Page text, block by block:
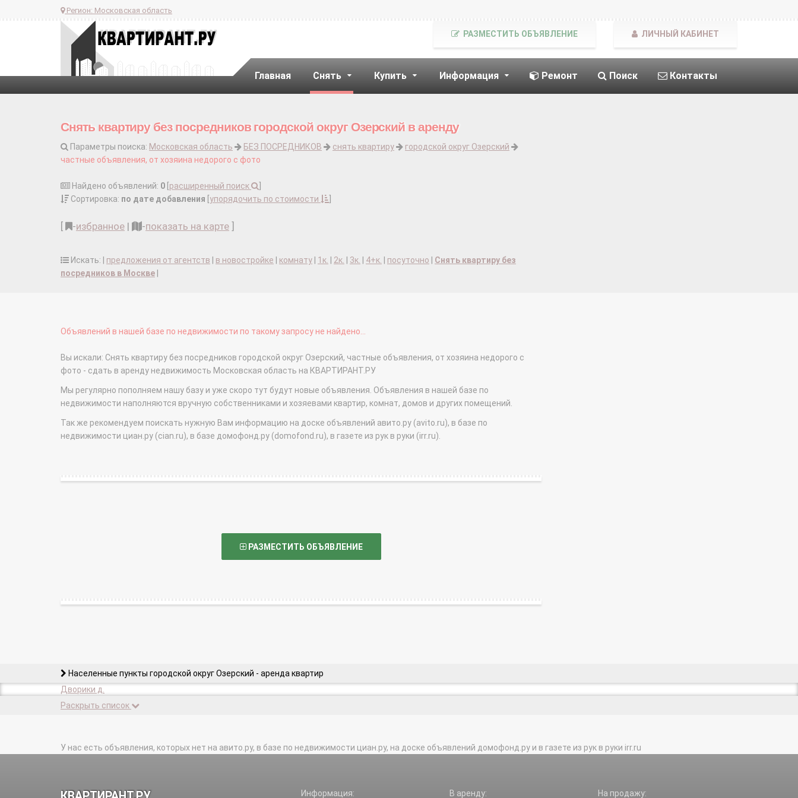
Регион: Московская область
Главная Снять Купить Информация Ремонт Поиск Контакты
РАЗМЕСТИТЬ ОБЪЯВЛЕНИЕ ЛИЧНЫЙ КАБИНЕТ
Снять квартиру без посредников городской округ Озерский в аренду
Параметры поиска: Московская область БЕЗ ПОСРЕДНИКОВ снять квартиру
городской округ Озерский
частные объявления, от хозяина недорого с фото
Найдено объявлений: 0 расширенный поиск
Сортировка: по дате добавления упорядочить по стоимости
-избранное | -показать на карте
Искать: | предложения от агентств в новостройке комнату 1к. 2к. 3к. 4+к. посуточно
Снять квартиру без
посредников в Москве
Объявлений в нашей базе по недвижимости по такому запросу не найдено...
Вы искали: Снять квартиру без посредников городской округ Озерский, частные объявления, от хозяина недорого с
фото - сдать в аренду недвижимость Московская область на КВАРТИРАНТ.РУ
Мы регулярно пополняем нашу базу и уже скоро тут будут новые объявления. Объявления в нашей базе по
недвижимости наполняются вручную собственниками и хозяевами квартир, комнат, домов и других помещений.
Так же рекомендуем поискать нужную Вам информацию на доске объявлений авито.ру (avito.ru), в базе по
недвижимости циан.ру (cian.ru), в базе домофонд.ру (domofond.ru), в газете из рук в руки (irr.ru).
РАЗМЕСТИТЬ ОБЪЯВЛЕНИЕ
Населенные пункты городской округ Озерский - аренда квартир
Дворики д.
Раскрыть список
У нас есть объявления, которых нет на авито.ру, в базе по недвижимости циан.ру, на доске объявлений домофонд.ру и в газете из рук в руки irr.ru
Информация: В аренду: На продажу: